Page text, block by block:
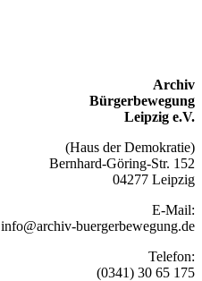
Archiv
Bürgerbewegung
Leipzig e.V.
(Haus der Demokratie)
Bernhard-Göring-Str. 152
04277 Leipzig
E-Mail:
info@archiv-buergerbewegung.de
Telefon:
(0341) 30 65 175